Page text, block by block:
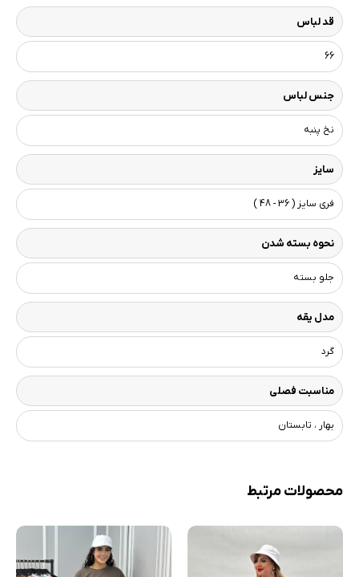
قد لباس
66
جنس لباس
نخ پنبه
سایز
فری سایز ( 36 - 48 )
نحوه بسته شدن
جلو بسته
مدل یقه
گرد
مناسبت فصلی
بهار ، تابستان
محصولات مرتبط